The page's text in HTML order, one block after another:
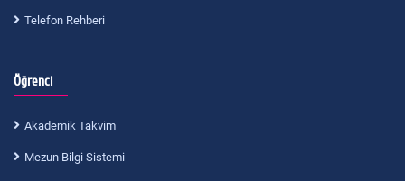
Telefon Rehberi
Öğrenci
Akademik Takvim
Mezun Bilgi Sistemi